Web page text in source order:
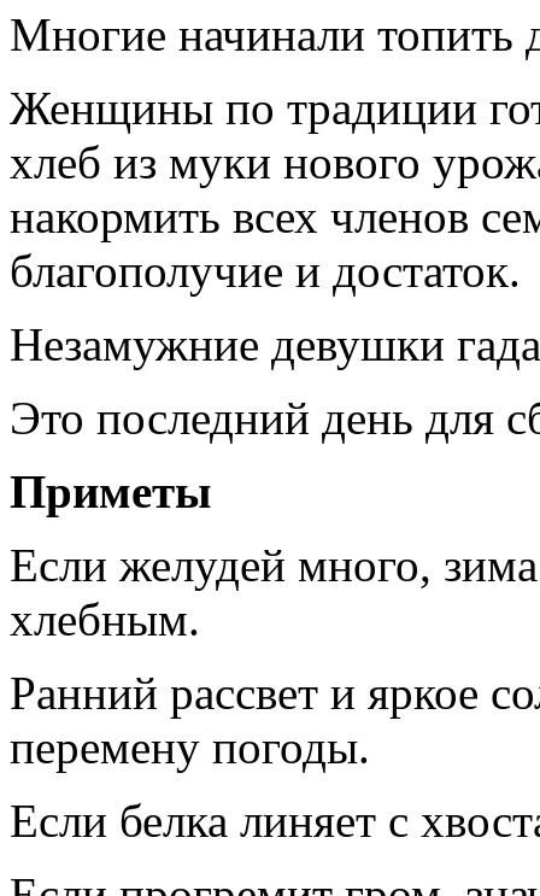
Многие начинали топить
Женщины по традиции
хлеб из муки нового
накормить всех членов
благополучие и достаток.
Незамужние девушки
Это последний день для
Приметы
Если желудей много,
хлебным.
Ранний рассвет и яркое
перемену погоды.
Если белка линяет с